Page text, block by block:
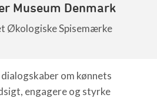
Museum Denmark
Økologiske Spisemærke
om kønnets
engagere og styrke